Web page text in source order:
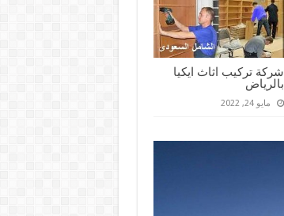
شركة تركيب اثاث ايكيا
بالرياض
مايو 24, 2022